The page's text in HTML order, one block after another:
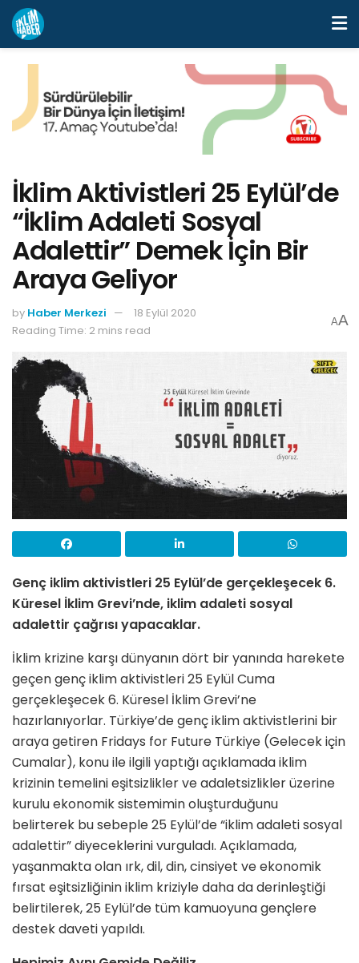
İklim Aktivistleri 25 Eylül’de
“İklim Adaleti Sosyal
Adalettir” Demek İçin Bir
Araya Geliyor
by Haber Merkezi
18 Eylül 2020
Reading Time: 2 mins read
AA
Genç iklim aktivistleri 25 Eylül’de gerçekleşecek 6.
Küresel İklim Grevi’nde, iklim adaleti sosyal
adalettir çağrısı yapacaklar.
İklim krizine karşı dünyanın dört bir yanında harekete
geçen genç iklim aktivistleri 25 Eylül Cuma
gerçekleşecek 6. Küresel İklim Grevi’ne
hazırlanıyorlar. Türkiye’de genç iklim aktivistlerini bir
araya getiren Fridays for Future Türkiye (Gelecek için
Cumalar), konu ile ilgili yaptığı açıklamada iklim
krizinin temelini eşitsizlikler ve adaletsizlikler üzerine
kurulu ekonomik sistemimin oluşturduğunu
belirterek bu sebeple 25 Eylül’de “iklim adaleti sosyal
adalettir” diyeceklerini vurguladı. Açıklamada,
yaşanmakta olan ırk, dil, din, cinsiyet ve ekonomik
fırsat eşitsizliğinin iklim kriziyle daha da derinleştiği
belirtilerek, 25 Eylül’de tüm kamuoyuna gençlere
destek daveti yapıldı.